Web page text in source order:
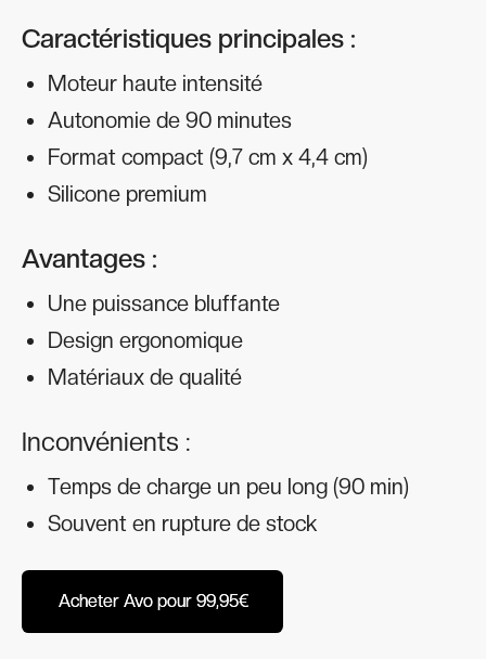
Caractéristiques principales :
Moteur haute intensité
Autonomie de 90 minutes
Format compact (9,7 cm x 4,4 cm)
Silicone premium
Avantages :
Une puissance bluffante
Design ergonomique
Matériaux de qualité
Inconvénients :
Temps de charge un peu long (90 min)
Souvent en rupture de stock
Acheter Avo pour 99,95€
Acheter Avo pour 99,95€